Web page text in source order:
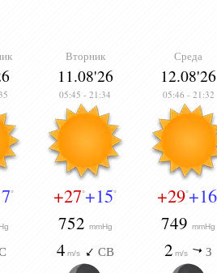
°
Вторник
11.08'26
05:45 -21:34
+27°+15°
752 mmHg
4 m/s СВ
Среда
12.08'26
05:46 - 21:32
+29°+16
749mmHg
2 m/s З